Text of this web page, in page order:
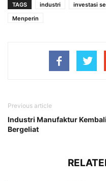
TAGS industri investasi
Menperin
Previous article
Industri Manufaktur Kembali
Bergeliat